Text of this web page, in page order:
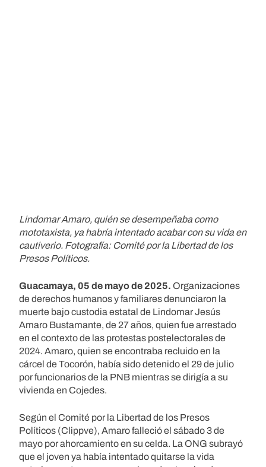
Lindomar Amaro, quién se desempeñaba como
mototaxista, ya habría intentado acabar con su vida en
cautiverio. Fotografía: Comité por la Libertad de los
Presos Políticos.
Guacamaya, 05 de mayo de 2025. Organizaciones
de derechos humanos y familiares denunciaron la
muerte bajo custodia estatal de Lindomar Jesús
Amaro Bustamante, de 27 años, quien fue arrestado
en el contexto de las protestas postelectorales de
2024. Amaro, quien se encontraba recluido en la
cárcel de Tocorón, había sido detenido el 29 de julio
por funcionarios de la PNB mientras se dirigía a su
vivienda en Cojedes.
Según el Comité por la Libertad de los Presos
Políticos (Clippve), Amaro falleció el sábado 3 de
mayo por ahorcamiento en su celda. La ONG subrayó
que el joven ya había intentado quitarse la vida